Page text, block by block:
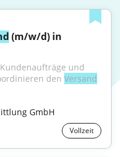
(m/w/d) in
und
den Versand
GmbH
Vollzeit